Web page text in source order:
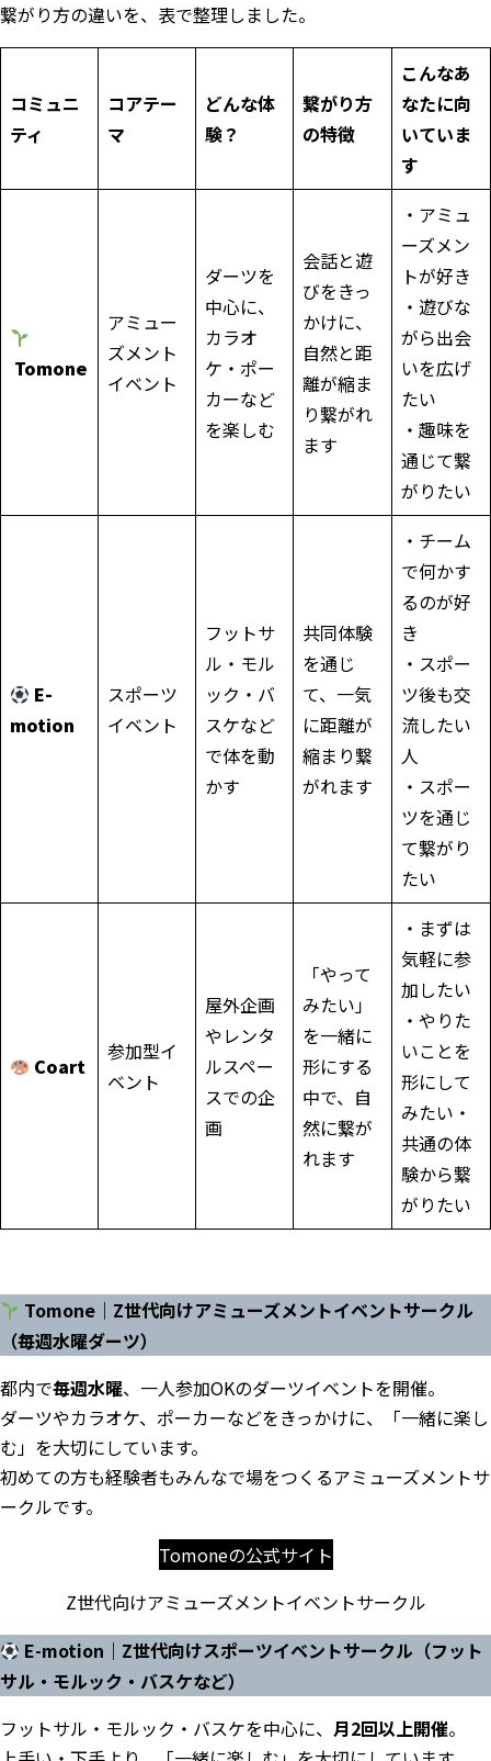
繋がり方の違いを、表で整理しました。
コミュニ
ティ
コアテー
マ
どんな体
験？
繋がり方
の特徴
こんなあ
なたに向
いていま
す
Tomone
アミュー
ズメント
イベント
ダーツを
中心に、
カラオ
ケ・ポー
カーなど
を楽しむ
会話と遊
びをきっ
かけに、
自然と距
離が縮ま
り繋がれ
ます
・アミュ
ーズメン
トが好き
・遊びな
がら出会
いを広げ
たい
・趣味を
通じて繋
がりたい
E-
motion
スポーツ
イベント
フットサ
ル・モル
ック・バ
スケなど
で体を動
かす
共同体験
を通じ
て、一気
に距離が
縮まり繋
がれます
・チーム
で何かす
るのが好
き
・スポー
ツ後も交
流したい
人
・スポー
ツを通じ
て繋がり
たい
Coart
参加型イ
ベント
屋外企画
やレンタ
ルスペー
スでの企
画
「やって
みたい」
を一緒に
形にする
中で、自
然に繋が
れます
・まずは
気軽に参
加したい
・やりた
いことを
形にして
みたい・
共通の体
験から繋
がりたい
Tomone｜Z世代向けアミューズメントイベントサークル
（毎週水曜ダーツ）
都内で毎週水曜、一人参加OKのダーツイベントを開催。
ダーツやカラオケ、ポーカーなどをきっかけに、「一緒に楽し
む」を大切にしています。
初めての方も経験者もみんなで場をつくるアミューズメントサ
ークルです。
Tomoneの公式サイト
Z世代向けアミューズメントイベントサークル
E-motion｜Z世代向けスポーツイベントサークル（フット
サル・モルック・バスケなど）
フットサル・モルック・バスケを中心に、 月2回以上開催。